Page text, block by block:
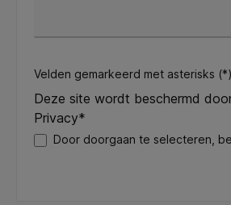
Velden gemarkeerd met asterisks
Deze site wordt beschermd
Privacy*
Door doorgaan te selecteren,